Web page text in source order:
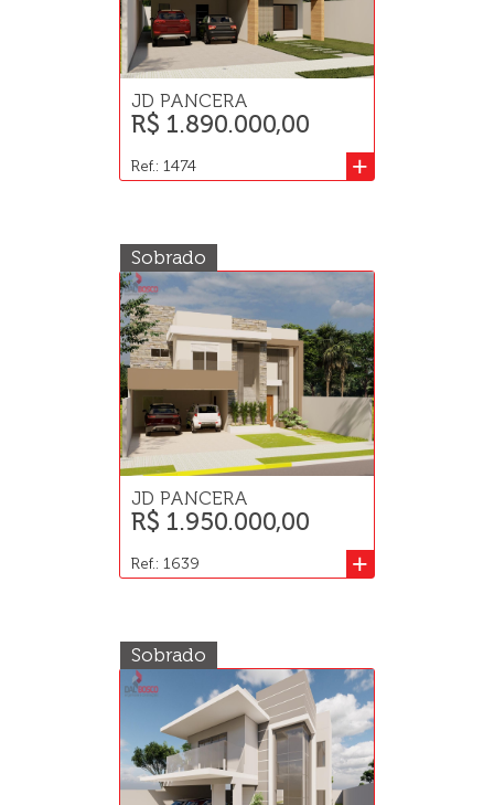
JD PANCERA
R$ 1.890.000,00
+
Ref.: 1474
Sobrado
JD PANCERA
R$ 1.950.000,00
+
Ref.: 1639
Sobrado